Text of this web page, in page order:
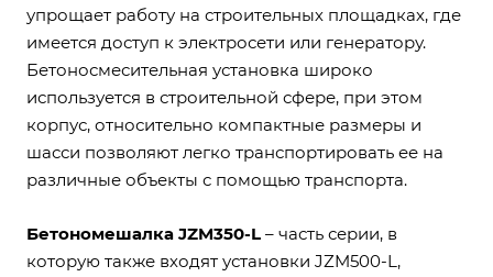
упрощает работу на строительных площадках, где
имеется доступ к электросети или генератору.
Бетоносмесительная установка широко
используется в строительной сфере, при этом
корпус, относительно компактные размеры и
шасси позволяют легко транспортировать ее на
различные объекты с помощью транспорта.
Бетономешалка JZM350-L – часть серии, в
которую также входят установки JZM500-L,